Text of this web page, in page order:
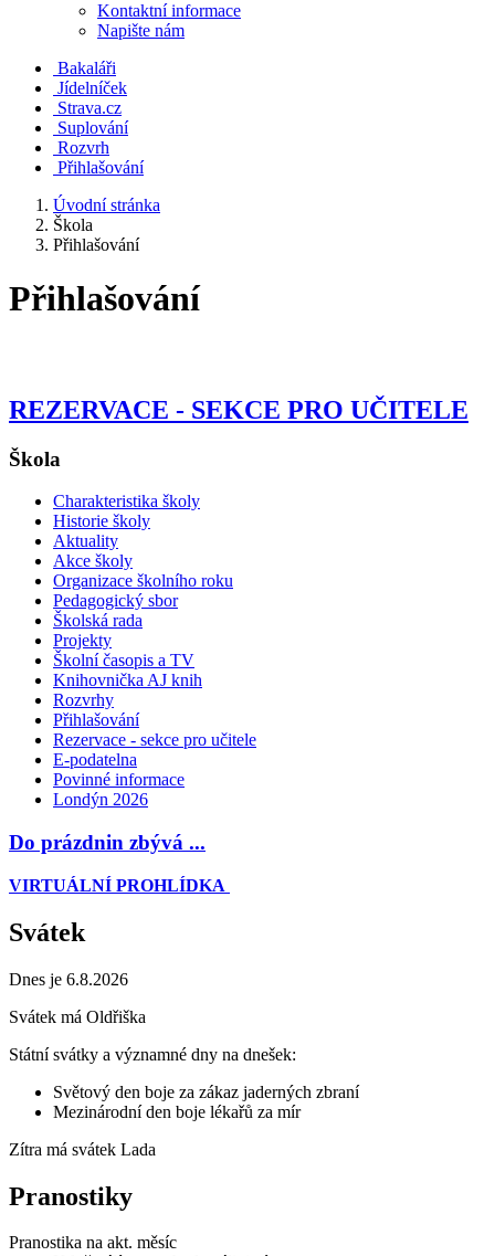
Kontaktní informace
Napište nám
Bakaláři
Jídelníček
Strava.cz
Suplování
Rozvrh
Přihlašování
Úvodní stránka
Škola
Přihlašování
Přihlašování
REZERVACE - SEKCE PRO UČITELE
Škola
Charakteristika školy
Historie školy
Aktuality
Akce školy
Organizace školního roku
Pedagogický sbor
Školská rada
Projekty
Školní časopis a TV
Knihovnička AJ knih
Rozvrhy
Přihlašování
Rezervace - sekce pro učitele
E-podatelna
Povinné informace
Londýn 2026
Do prázdnin zbývá ...
VIRTUÁLNÍ PROHLÍDKA
Svátek
Dnes je 6.8.2026
Svátek má Oldřiška
Státní svátky a významné dny na dnešek:
Světový den boje za zákaz jaderných zbraní
Mezinárodní den boje lékařů za mír
Zítra má svátek Lada
Pranostiky
Pranostika na akt. měsíc